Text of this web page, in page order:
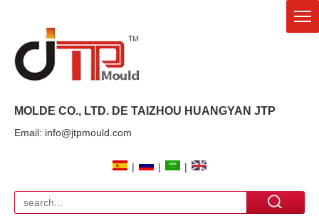
MOLDE CO., LTD. DE TAIZHOU HUANGYAN JTP
Email: info@jtpmould.com
| | |